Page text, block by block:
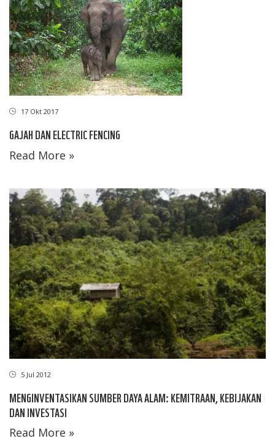
17 Okt 2017
GAJAH DAN ELECTRIC FENCING
Read More »
5 Jul 2012
MENGINVENTASIKAN SUMBER DAYA ALAM: KEMITRAAN, KEBIJAKAN
DAN INVESTASI
Read More »